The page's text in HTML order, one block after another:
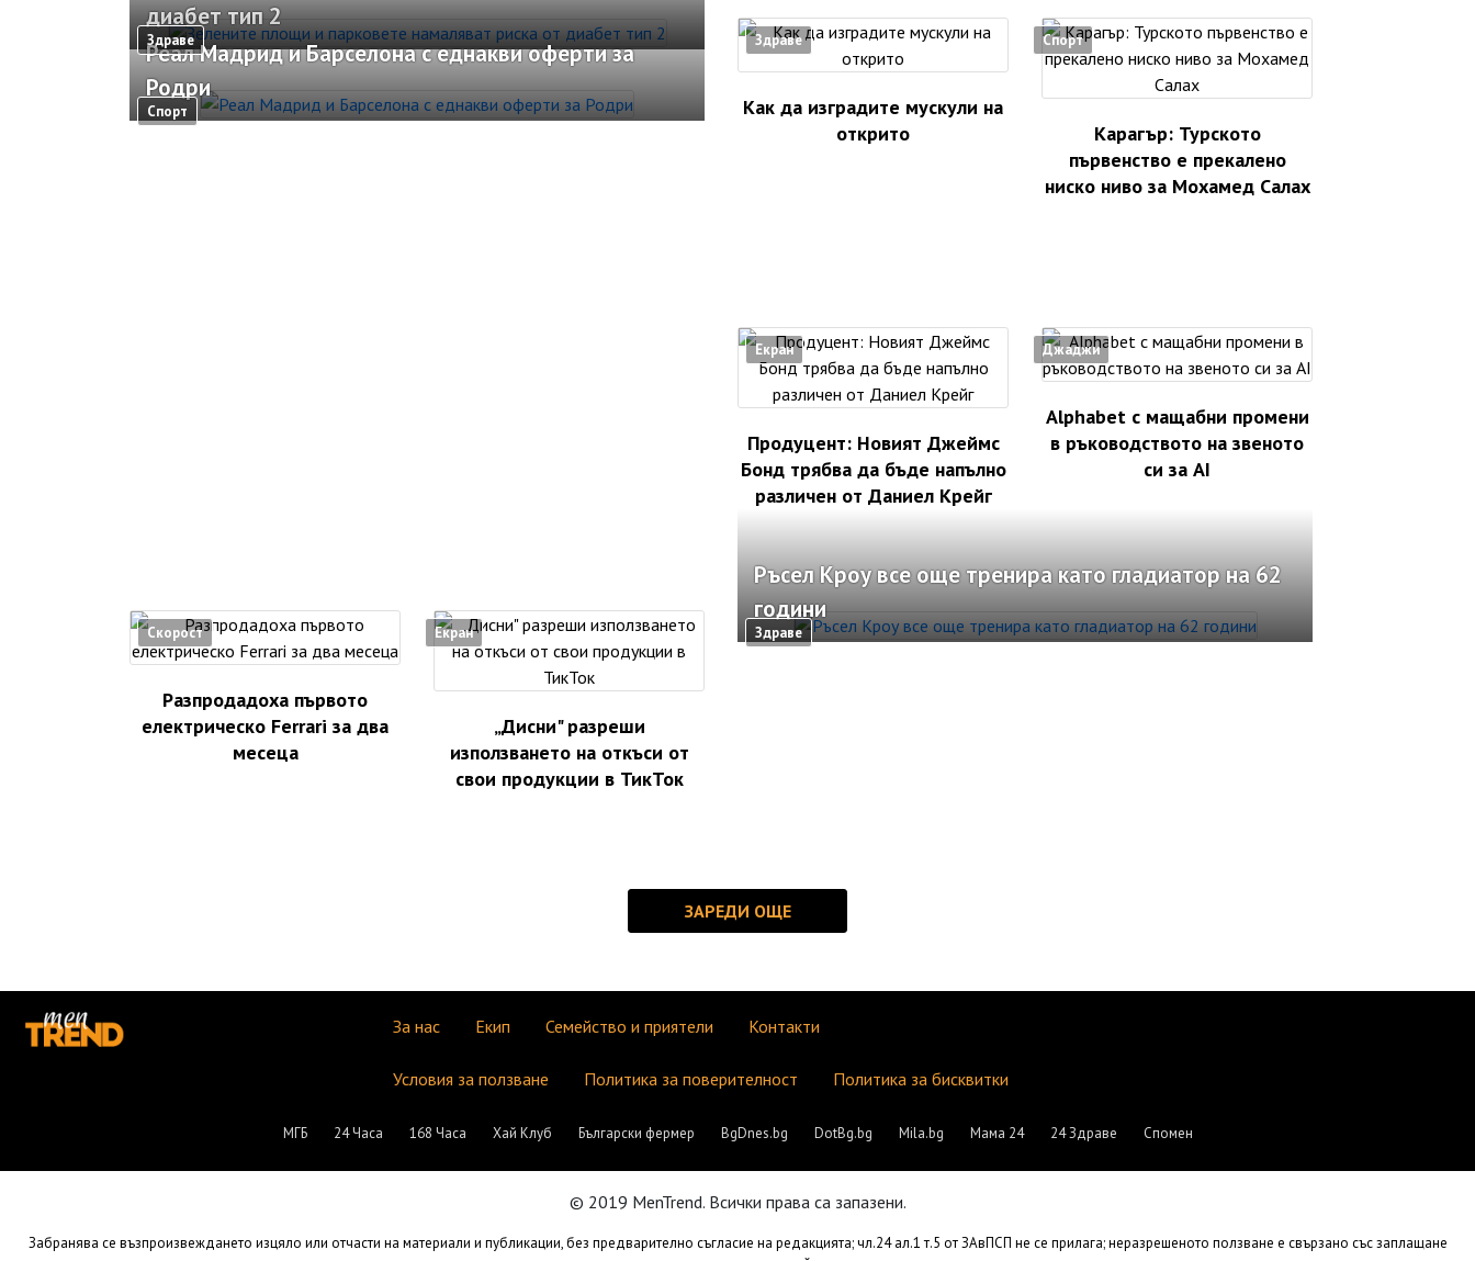
Здраве
диабет тип 2
Спорт
Реал Мадрид и Барселона с еднакви оферти за
Родри
Здраве
Как да изградите мускули на
открито
Спорт
Карагър: Турското
първенство е прекалено
ниско ниво за Мохамед Салах
Екран
Продуцент: Новият Джеймс
Бонд трябва да бъде напълно
различен от Даниел Крейг
Джаджи
Alphabet с мащабни промени
в ръководството на звеното
си за AI
Скорост
Разпродадоха първото
електрическо Ferrari за два
месеца
Екран
„Дисни" разреши
използването на откъси от
свои продукции в ТикТок
Здраве
Ръсел Кроу все още тренира като гладиатор на 62
години
За нас Екип Семейство и приятели Контакти
Условия за ползване Политика за поверителност Политика за бисквитки
МГБ 24 Часа 168 Часа Хай Клуб Български фермер BgDnes.bg DotBg.bg Mila.bg Мама 24 24 Здраве Спомен
© 2019 MenTrend. Всички права са запазени.
Забранява се възпроизвеждането изцяло или отчасти на материали и публикации, без предварително съгласие на редакцията; чл.24 ал.1 т.5 от ЗАвПСП не се прилага; неразрешеното ползване е свързано със заплащане